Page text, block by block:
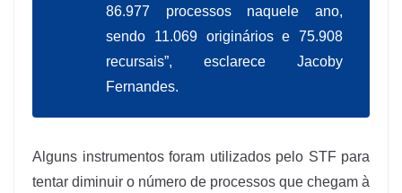
86.977 processos naquele ano,
sendo 11.069 originários e 75.908
recursais”, esclarece Jacoby
Fernandes.
Alguns instrumentos foram utilizados pelo STF para
tentar diminuir o número de processos que chegam à